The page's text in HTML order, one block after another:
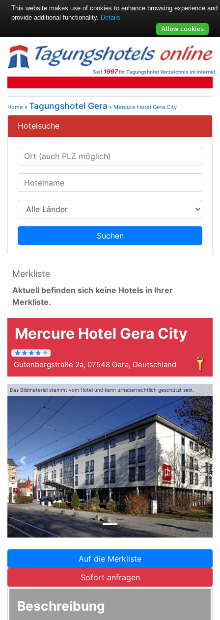
Seit 1997Ihr Tagungshotel Verzeichnis im Internet
Home » Tagungshotel Gera » Mercure Hotel Gera City
Hotelsuche
Suchen
Merkliste
Aktuell befinden sich keine Hotels in Ihrer
Merkliste.
Mercure Hotel Gera City
Gutenbergstraße 2a, 07548 Gera, Deutschland
Das Bildmaterial stammt vom Hotel und kann urheberrechtlich geschützt sein.
Zurück
Auf die Merkliste
Sofort anfragen
Beschreibung
This website makes use of cookies to enhance browsing experience and
provide additional functionality. Details
Allow cookies